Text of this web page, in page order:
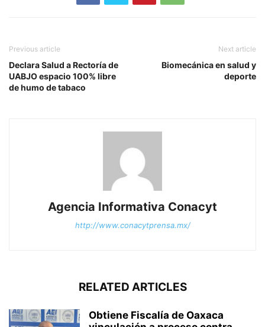
Previous article
Declara Salud a Rectoría de
UABJO espacio 100% libre
de humo de tabaco
Next article
Biomecánica en salud y
deporte
Agencia Informativa Conacyt
http://www.conacytprensa.mx/
RELATED ARTICLES
Obtiene Fiscalía de Oaxaca